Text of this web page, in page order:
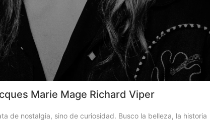
Marie Mage Richard Viper
de nostalgia, sino de curiosidad. Busco la belleza, la historia